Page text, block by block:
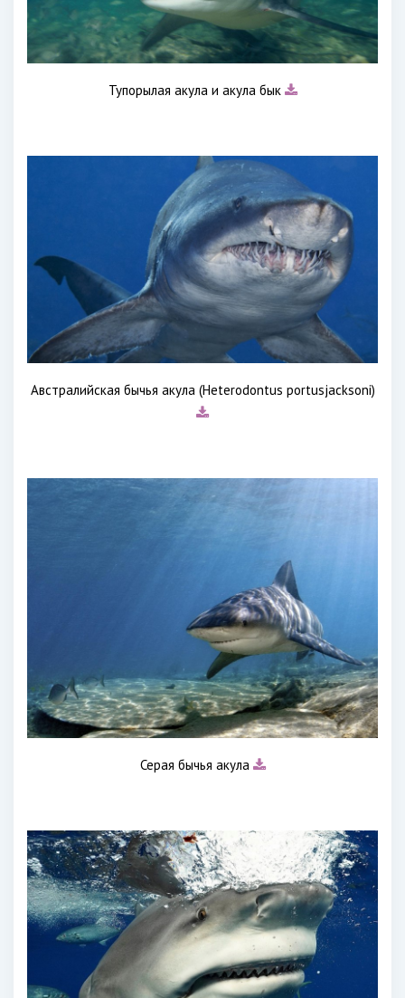
Тупорылая акула и акула бык
Австралийская бычья акула (Heterodontus portusjacksoni)
Серая бычья акула